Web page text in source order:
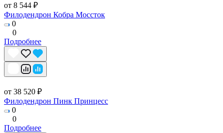
от 8 544 ₽
Филодендрон Кобра Моссток
0
0
Подробнее
от 38 520 ₽
Филодендрон Пинк Принцесс
0
0
Подробнее